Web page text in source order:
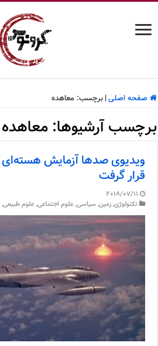
صفحه اصلی| برچسب: معاهده
برچسب آرشیوها:معاهده
ویدیوی صدها آزمایش هسته‌ای
قرار گرفت
2018/07/11
تکنولوژی,زمین, سیاسی,علوم اجتماعی,علوم طبیعی,